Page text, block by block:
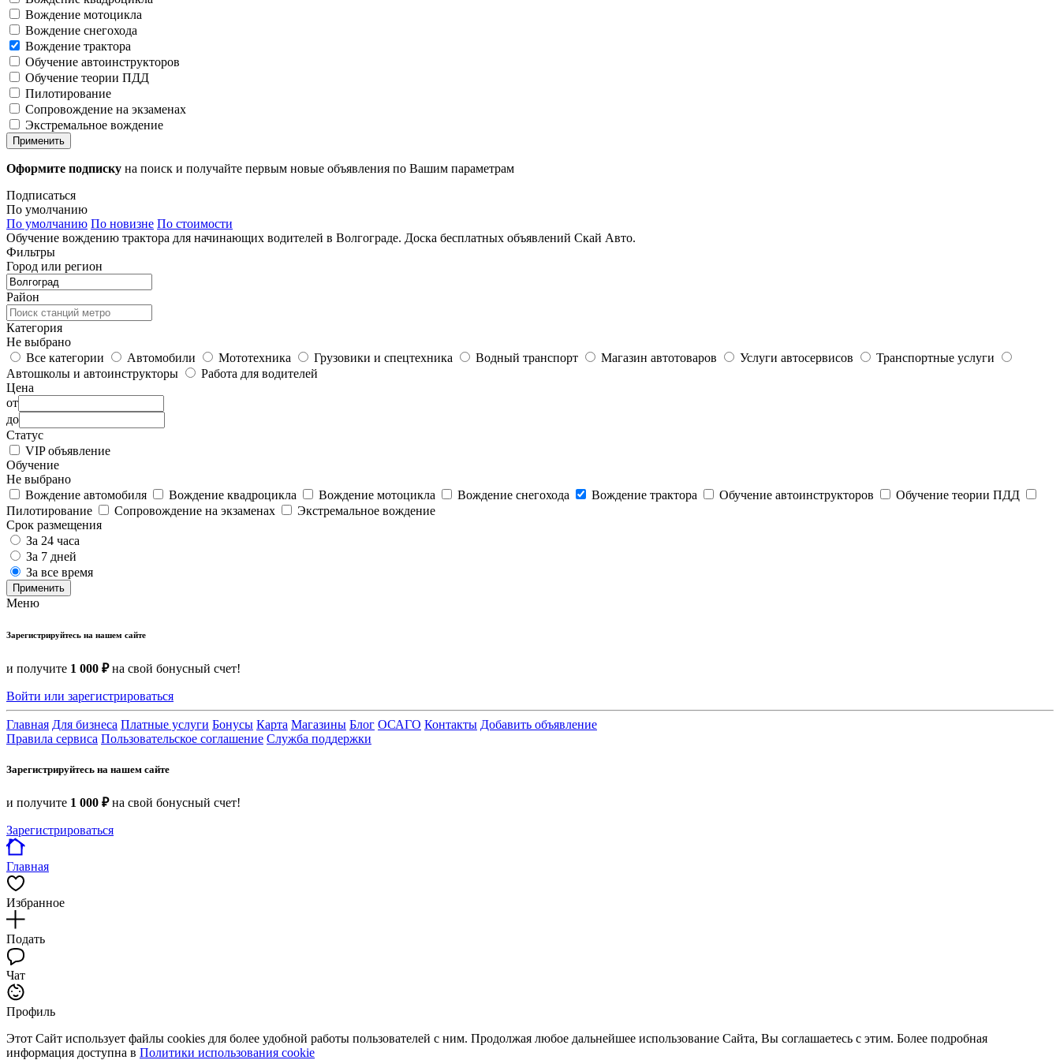
Вождение мотоцикла
Вождение снегохода
Вождение трактора
Обучение автоинструкторов
Обучение теории ПДД
Пилотирование
Сопровождение на экзаменах
Экстремальное вождение
Применить
Оформите подписку на поиск и получайте первым новые объявления по Вашим параметрам
Подписаться
По умолчанию
По умолчанию По новизне По стоимости
Обучение вождению трактора для начинающих водителей в Волгограде. Доска бесплатных объявлений Скай Авто.
Фильтры
Город или регион
Район
Категория
Не выбрано
Все категории
Автомобили Мототехника Грузовики и спецтехника Водный транспорт Магазин автотоваров Услуги автосервисов
Транспортные услуги
Автошколы и автоинструкторы
Работа для водителей
Цена
от
до
Статус
VIP объявление
Обучение
Не выбрано
Вождение автомобиля
Вождение квадроцикла Вождение мотоцикла Вождение снегохода Вождение трактора Обучение автоинструкторов
Обучение теории ПДД
Пилотирование
Сопровождение на экзаменах
Экстремальное вождение
Срок размещения
За 24 часа
За 7 дней
За все время
Применить
Меню
Зарегистрируйтесь на нашем сайте
и получите 1 000 ₽на свой бонусный счет!
Войти или зарегистрироваться
Главная Для бизнеса Платные услуги Бонусы Карта Магазины Блог ОСАГО Контакты Добавить объявление
Правила сервиса Пользовательское соглашение Служба поддержки
Зарегистрируйтесь на нашем сайте
и получите 1 000 ₽на свой бонусный счет!
Зарегистрироваться
Главная
Избранное
Подать
Чат
Профиль
Этот Сайт использует файлы cookies для более удобной работы пользователей с ним. Продолжая любое дальнейшее использование Сайта, Вы соглашаетесь с этим. Более подробная
информация доступна в Политики использования cookie